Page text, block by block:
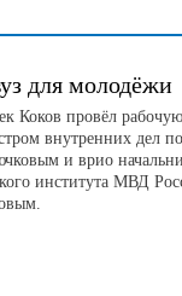
для молодёжи
Коков провёл рабочую
внутренних дел
и врио
института МВД